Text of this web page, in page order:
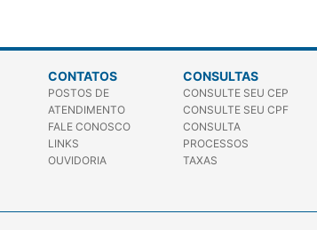
CONTATOS
POSTOS DE
ATENDIMENTO
FALE CONOSCO
LINKS
OUVIDORIA
CONSULTAS
CONSULTE SEU CEP
CONSULTE SEU CPF
CONSULTA
PROCESSOS
TAXAS